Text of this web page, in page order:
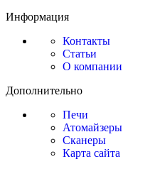
Информация
Контакты
Статьи
О компании
Дополнительно
Печи
Атомайзеры
Сканеры
Карта сайта